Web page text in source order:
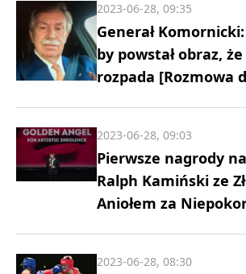
Generał
by powstał obraz,
rozpada [Rozmowa
2023-06-28, 09:35
Pierwsze nagrody
Ralph Kamiński ze
Aniołem za
2023-06-28, 09:03
2023-06-28, 08:30